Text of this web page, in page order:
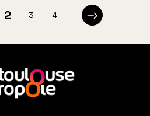
p
i
n
Page
2 Page
3 Page
4
Page
En
savoir
plus